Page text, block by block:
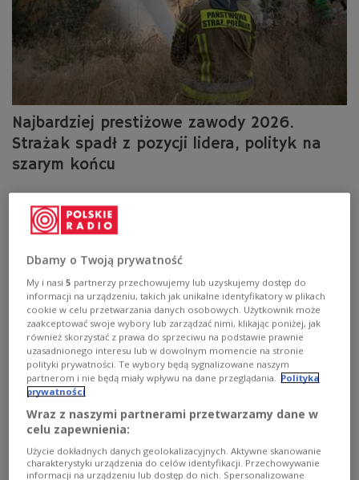
Najbardziej prestiżowe zawody 2026.
Strażak spadł z pozycji lidera, polityk na
szarym końcu
Lekarz, influencer, a może strażak – który z tych
zawodów budzi sympatię i zaufanie Polaków? Wyniki
najnowszego rankingu nie pozostawiają wątpliwości.
najmniejszym) poparciem w naszym kraju.
Zobacz więcej na temat:ranking praca
Dbamy o Twoją prywatność
My i nasi5 partnerzy przechowujemy lub uzyskujemy dostęp do
informacji na urządzeniu, takich jak unikalne identyfikatory w plikach
cookie w celu przetwarzania danych osobowych. Użytkownik może
zaakceptować swoje wybory lub zarządzać nimi, klikając poniżej, jak
również skorzystać z prawa do sprzeciwu na podstawie prawnie
uzasadnionego interesu lub w dowolnym momencie na stronie
polityki prywatności. Te wybory będą sygnalizowane naszym
partnerom i nie będą miały wpływu na dane przeglądania. Polityka
prywatności
Wraz z naszymi partnerami przetwarzamy dane w
celu zapewnienia:
Użycie dokładnych danych geolokalizacyjnych. Aktywne skanowanie
charakterystyki urządzenia do celów identyfikacji. Przechowywanie
informacji na urządzeniu lub dostęp do nich. Spersonalizowane